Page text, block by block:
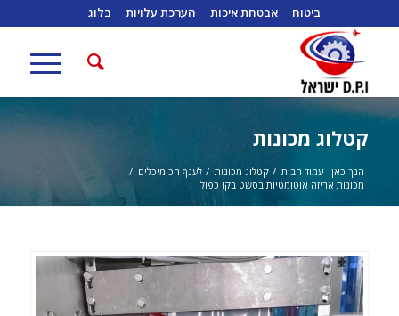
ביטוח אבטחת איכות הערכת עלויות בלוג
קטלוג מכונות
הנך כאן: עמוד הבית / קטלוג מכונות / לענף הכימיכלים /
מכונות אריזה אוטומטיות בסשט בקו כפול